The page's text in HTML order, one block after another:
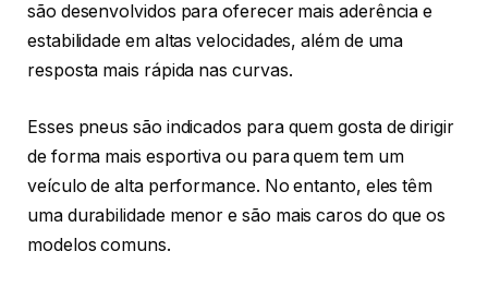
são desenvolvidos para oferecer mais aderência e
estabilidade em altas velocidades, além de uma
resposta mais rápida nas curvas.
Esses pneus são indicados para quem gosta de dirigir
de forma mais esportiva ou para quem tem um
veículo de alta performance. No entanto, eles têm
uma durabilidade menor e são mais caros do que os
modelos comuns.